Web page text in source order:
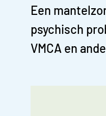
Een
psychisch
VMCA en